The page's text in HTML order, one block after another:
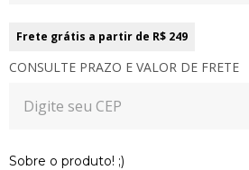
Frete grátis a partir de R$ 249
CONSULTE PRAZO E VALOR DE FRETE
Sobre o produto! ;)